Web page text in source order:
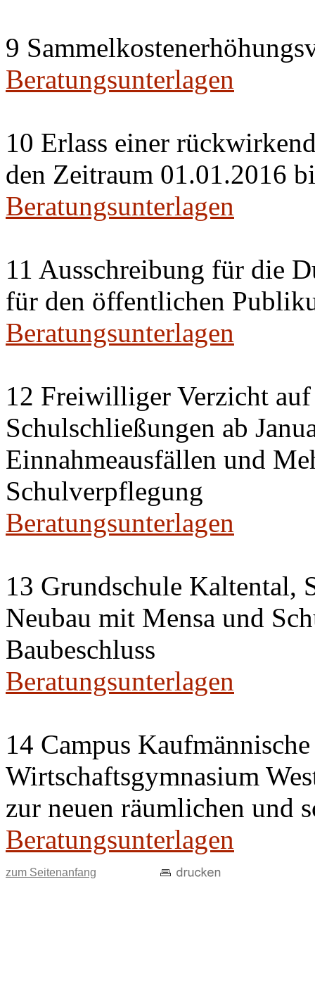
9
Beratungsunterlagen
10 Erlass einer
den Zeitraum 01.01.2016
Beratungsunterlagen
11 Ausschreibung für die
für den öffentlichen
Beratungsunterlagen
12 Freiwilliger Verzicht
Schulschließungen ab
Einnahmeausfällen und
Schulverpflegung
Beratungsunterlagen
13 Grundschule Kaltental,
Neubau mit Mensa und
Baubeschluss
Beratungsunterlagen
14 Campus
Wirtschaftsgymnasium
zur neuen räumlichen und
Beratungsunterlagen
zum Seitenanfang